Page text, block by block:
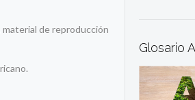
de reproducción
Glosario